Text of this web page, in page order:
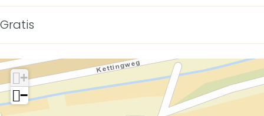
g
o
e
a
d
g
o
L
n
d
g
d
o
e
d
Gratis
+
−